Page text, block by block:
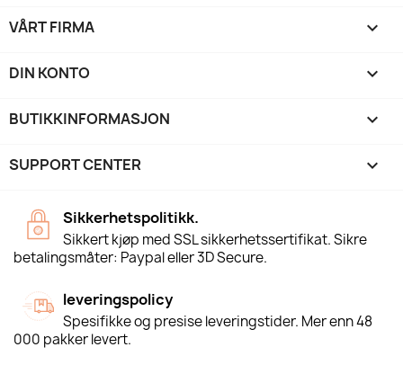
VÅRT FIRMA 
DIN KONTO 
BUTIKKINFORMASJON keyboard_arrow_down
SUPPORT CENTER 
Sikkerhetspolitikk.
Sikkert kjøp med SSL sikkerhetssertifikat. Sikre
betalingsmåter: Paypal eller 3D Secure.
leveringspolicy
Spesifikke og presise leveringstider. Mer enn 48
000 pakker levert.